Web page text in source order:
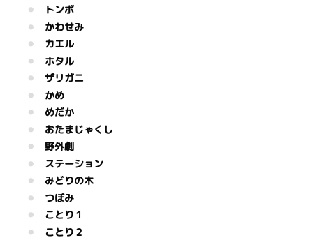
トンボ
かわせみ
カエル
ホタル
ザリガニ
かめ
めだか
おたまじゃくし
野外劇
ステーション
みどりの木
つぼみ
ことり１
ことり２